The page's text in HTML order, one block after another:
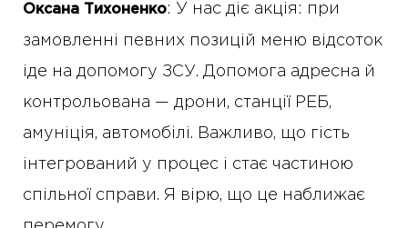
Оксана Тихоненко: У нас діє акція: при
замовленні певних позицій меню відсоток
іде на допомогу ЗСУ. Допомога адресна й
контрольована — дрони, станції РЕБ,
амуніція, автомобілі. Важливо, що гість
інтегрований у процес і стає частиною
спільної справи. Я вірю, що це наближає